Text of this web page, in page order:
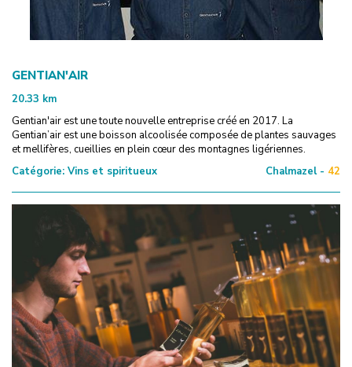
GENTIAN'AIR
20.33 km
Gentian'air est une toute nouvelle entreprise créé en 2017. La
Gentian’air est une boisson alcoolisée composée de plantes sauvages
et mellifères, cueillies en plein cœur des montagnes ligériennes.
Catégorie: Vins et spiritueux Chalmazel - 42